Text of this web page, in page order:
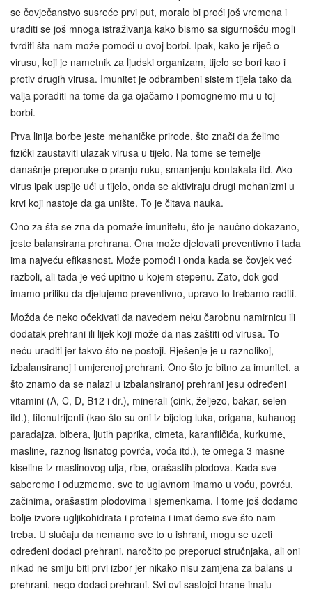
se čovječanstvo susreće prvi put, moralo bi proći još vremena i
uraditi se još mnoga istraživanja kako bismo sa sigurnošću mogli
tvrditi šta nam može pomoći u ovoj borbi. Ipak, kako je riječ o
virusu, koji je nametnik za ljudski organizam, tijelo se bori kao i
protiv drugih virusa. Imunitet je odbrambeni sistem tijela tako da
valja poraditi na tome da ga ojačamo i pomognemo mu u toj
borbi.
Prva linija borbe jeste mehaničke prirode, što znači da želimo
fizički zaustaviti ulazak virusa u tijelo. Na tome se temelje
današnje preporuke o pranju ruku, smanjenju kontakata itd. Ako
virus ipak uspije ući u tijelo, onda se aktiviraju drugi mehanizmi u
krvi koji nastoje da ga unište. To je čitava nauka.
Ono za šta se zna da pomaže imunitetu, što je naučno dokazano,
jeste balansirana prehrana. Ona može djelovati preventivno i tada
ima najveću efikasnost. Može pomoći i onda kada se čovjek već
razboli, ali tada je već upitno u kojem stepenu. Zato, dok god
imamo priliku da djelujemo preventivno, upravo to trebamo raditi.
Možda će neko očekivati da navedem neku čarobnu namirnicu ili
dodatak prehrani ili lijek koji može da nas zaštiti od virusa. To
neću uraditi jer takvo što ne postoji. Rješenje je u raznolikoj,
izbalansiranoj i umjerenoj prehrani. Ono što je bitno za imunitet, a
što znamo da se nalazi u izbalansiranoj prehrani jesu određeni
vitamini (A, C, D, B12 i dr.), minerali (cink, željezo, bakar, selen
itd.), fitonutrijenti (kao što su oni iz bijelog luka, origana, kuhanog
paradajza, bibera, ljutih paprika, cimeta, karanfilčića, kurkume,
masline, raznog lisnatog povrća, voća itd.), te omega 3 masne
kiseline iz maslinovog ulja, ribe, orašastih plodova. Kada sve
saberemo i oduzmemo, sve to uglavnom imamo u voću, povrću,
začinima, orašastim plodovima i sjemenkama. I tome još dodamo
bolje izvore ugljikohidrata i proteina i imat ćemo sve što nam
treba. U slučaju da nemamo sve to u ishrani, mogu se uzeti
određeni dodaci prehrani, naročito po preporuci stručnjaka, ali oni
nikad ne smiju biti prvi izbor jer nikako nisu zamjena za balans u
prehrani, nego dodaci prehrani. Svi ovi sastojci hrane imaju